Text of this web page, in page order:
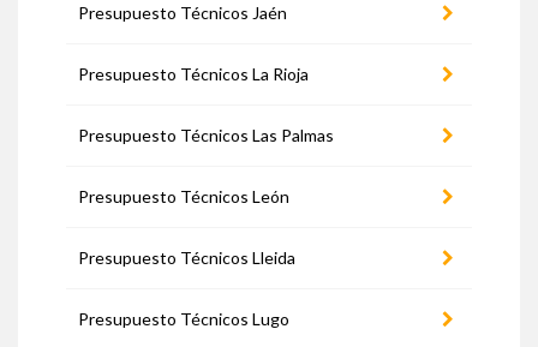
Presupuesto Técnicos Jaén
Presupuesto Técnicos La Rioja
Presupuesto Técnicos Las Palmas
Presupuesto Técnicos León
Presupuesto Técnicos Lleida
Presupuesto Técnicos Lugo